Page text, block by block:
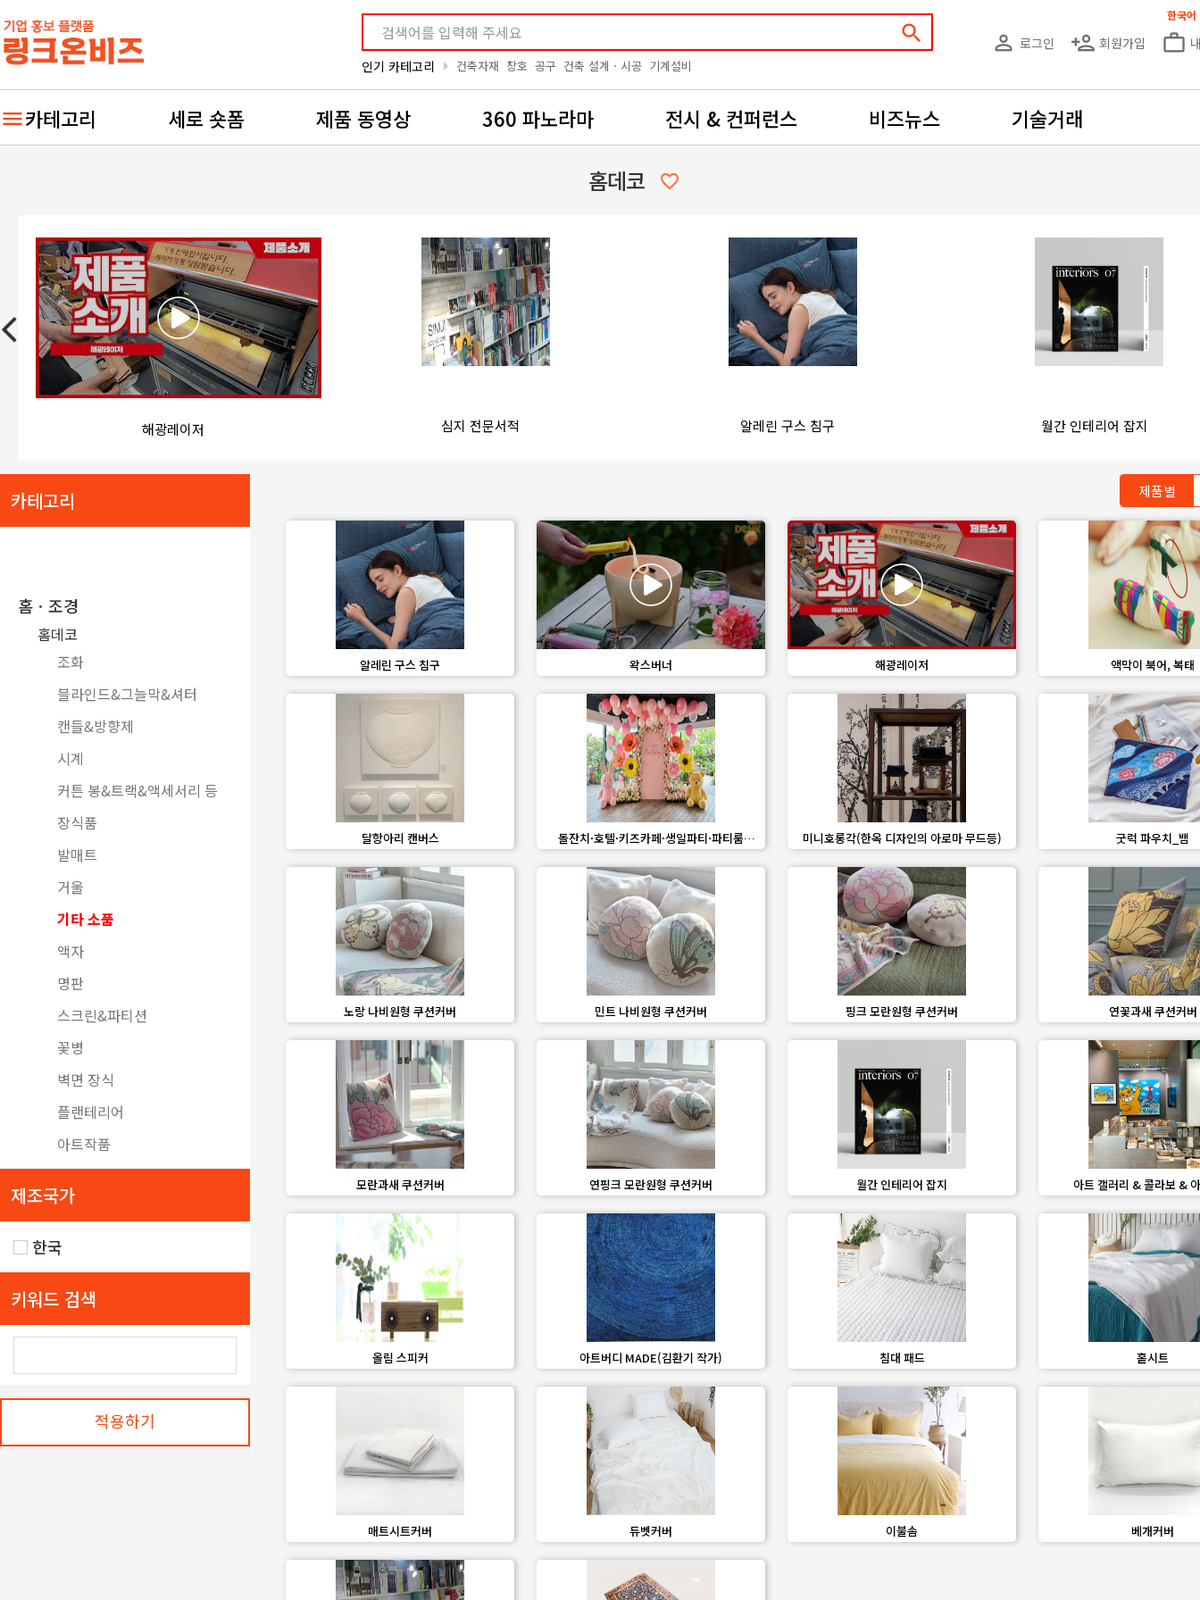
search
인기 카테고리 arrow_right 건축자재 창호 공구 건축 설계ㆍ시공 기계설비
person_outline 로그인 person_add 회원가입 work_outline
한국어
카테고리 세로 숏폼 제품 동영상 360 파노라마 전시 & 컨퍼런스 비즈뉴스 기술거래
홈데코 favorite_border
해광레이저 심지 전문서적 알레린 구스 침구 월간 인테리어 잡지
카테고리
홈ㆍ조경
홈데코
조화
블라인드&그늘막&셔터
캔들&방향제
시계
커튼 봉&트랙&액세서리 등
장식품
발매트
거울
기타 소품
액자
명판
스크린&파티션
꽃병
벽면 장식
플랜테리어
아트작품
제조국가
한국
키워드 검색
적용하기
제품별
favorite_bordershare
알레린 구스 침구 favorite_bordershare
왁스버너 favorite_bordershare
해광레이저 favorite_bordershare
액막이 북어, 복태
favorite_bordershare
달항아리 캔버스 favorite_bordershare
돌잔치·호텔·키즈카페·생일파티·파티룸
풍선장식 포토존 시공
favorite_bordershare
미니호롱각(한옥 디자인의 아로마 무드등) favorite_bordershare
굿럭 파우치_뱀
favorite_bordershare
노랑 나비원형 쿠션커버 favorite_bordershare
민트 나비원형 쿠션커버 favorite_bordershare
핑크 모란원형 쿠션커버 favorite_bordershare
연꽃과새 쿠션커버
favorite_bordershare
모란과새 쿠션커버 favorite_bordershare
연핑크 모란원형 쿠션커버 favorite_bordershare
월간 인테리어 잡지 favorite_border share
아트 갤러리 & 콜라보 &
favorite_bordershare
올림 스피커 favorite_bordershare
아트버디 MADE(김환기 작가) favorite_bordershare
침대 패드 favorite_border share
홑시트
favorite_bordershare
매트시트커버 favorite_bordershare
듀벳커버 favorite_bordershare
이불솜 favorite_bordershare
베개커버